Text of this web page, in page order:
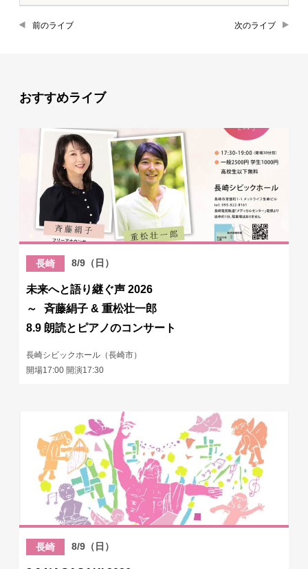
前のライブ 次のライブ
おすすめライブ
長崎 8/9（日）
未来へと語り継ぐ声 2026
～ 斉藤絹子 & 重松壮一郎
8.9 朗読とピアノのコンサート
長崎シビックホール（長崎市）
開場17:00 開演17:30
長崎 8/9（日）